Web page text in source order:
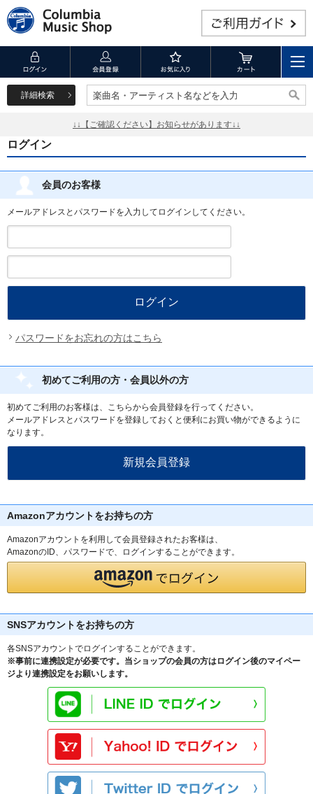
詳細検索 楽曲名・アーティスト名などを入力
楽曲名・アーティスト名などを入力
↓↓【ご確認ください】お知らせがあります↓↓
ログイン
会員のお客様
メールアドレスとパスワードを入力してログインしてください。
パスワードをお忘れの方はこちら
初めてご利用の方・会員以外の方
初めてご利用のお客様は、こちらから会員登録を行ってください。
メールアドレスとパスワードを登録しておくと便利にお買い物ができるように
なります。
Amazonアカウントをお持ちの方
Amazonアカウントを利用して会員登録されたお客様は、
AmazonのID、パスワードで、ログインすることができます。
SNSアカウントをお持ちの方
各SNSアカウントでログインすることができます。
※事前に連携設定が必要です。当ショップの会員の方はログイン後のマイペー
ジより連携設定をお願いします。